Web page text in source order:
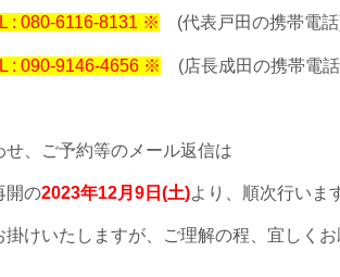
: 080-6116-8131 ※ (代表戸田の携帯電
: 090-9146-4656 ※ (店長成田の携帯電
せ、ご予約等のメール返信は
開の2023年12月9日(土)より、順次行いま
掛けいたしますが、ご理解の程、宜しく